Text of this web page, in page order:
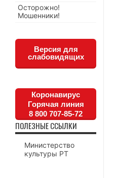
Осторожно!
Мошенники!
Версия для
слабовидящих
Коронавирус
Горячая линия
8 800 707-85-72
ПОЛЕЗНЫЕ ССЫЛКИ
Министерство
культуры РТ